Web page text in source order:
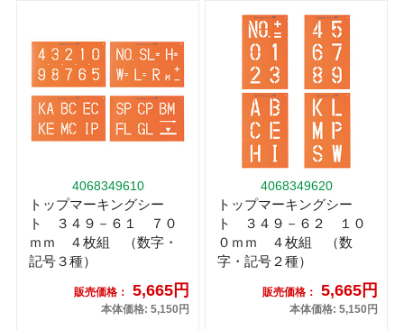
4068349610
トップマーキングシー
ト ３４９－６１ ７０
ｍｍ ４枚組 （数字・
記号３種）
販売価格： 5,665円
本体価格: 5,150円
4068349620
トップマーキングシー
ト ３４９－６２ １０
０ｍｍ ４枚組 （数
字・記号２種）
販売価格： 5,665円
本体価格: 5,150円